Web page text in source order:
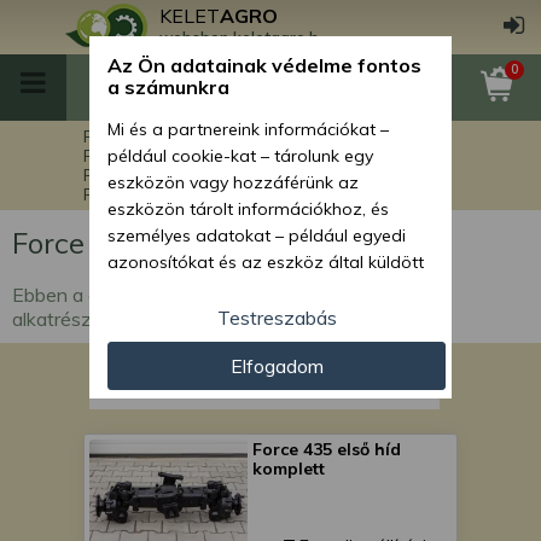
KELETAGRO
webshop.keletagro.hu
0
Főoldal
Force alkatrészek
Force kistraktorok alkatrészei
Force 435 kistraktor alkatrészek
Force 435 egyéb alkatrészek
Force 435 egyéb alkatrészek
Ebben a csoportban a Force 435 kistraktor egyéb
alkatrészei szerepelnek.
Force 435 első híd
komplett
Az Ön adatainak védelme fontos
a számunkra
Mi és a partnereink információkat –
például cookie-kat – tárolunk egy
eszközön vagy hozzáférünk az
eszközön tárolt információkhoz, és
személyes adatokat – például egyedi
azonosítókat és az eszköz által küldött
személyre szabott hirdetések és
tartalom nyújtásához, hirdetés- és
tartalomméréshez, nézettségi adatok
gyűjtéséhez, valamint termékek
javításához. Az Ön engedélyével mi és a
partnereink eszközleolvasásos
módszerrel szerzett pontos geolokációs
adatokat és azonosítási információkat
Testreszabás
Elfogadom